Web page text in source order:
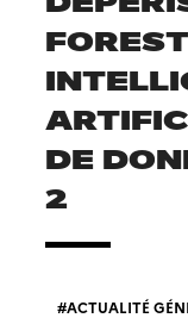
DE
2
ACTUALITÉ